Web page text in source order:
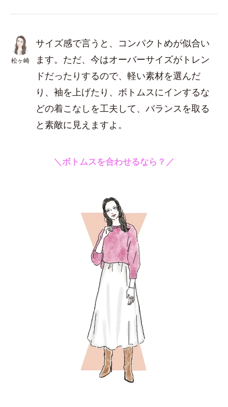
松ヶ崎
サイズ感で言うと、コンパクトめが似合い
ます。ただ、今はオーバーサイズがトレン
ドだったりするので、軽い素材を選んだ
り、袖を上げたり、ボトムスにインするな
どの着こなしを工夫して、バランスを取る
と素敵に見えますよ。
＼ボトムスを合わせるなら？／